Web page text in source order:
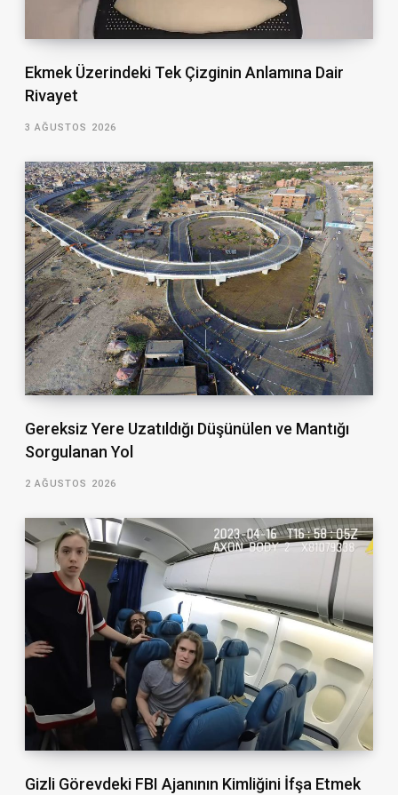
Ekmek Üzerindeki Tek Çizginin Anlamına Dair
Rivayet
3 AĞUSTOS 2026
Gereksiz Yere Uzatıldığı Düşünülen ve Mantığı
Sorgulanan Yol
2 AĞUSTOS 2026
Gizli Görevdeki FBI Ajanının Kimliğini İfşa Etmek